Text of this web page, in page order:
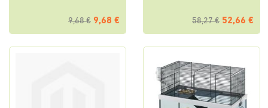
9,68 € 9,68 € 58,27 € 52,66 €